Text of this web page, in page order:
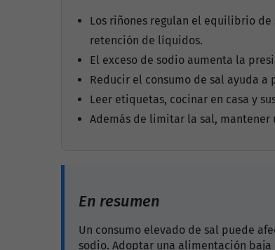
Los riñones regulan el equilibrio
retención de líquidos.
El exceso de sodio aumenta la
Reducir el consumo de sal ayuda
Leer etiquetas, cocinar en casa y
Además de limitar la sal,
En resumen
Un consumo elevado de sal puede
sodio. Adoptar una alimentación